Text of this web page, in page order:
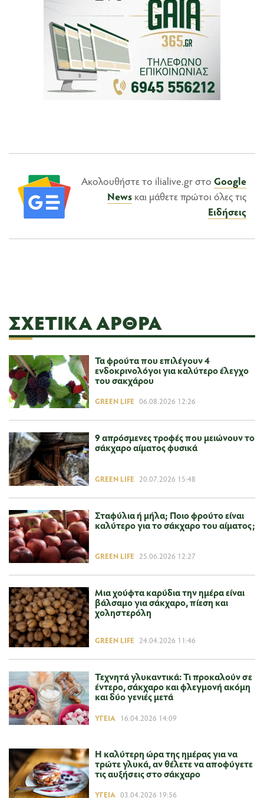
Ακολουθήστε το ilialive.gr στο Google
News και μάθετε πρώτοι όλες τις
Ειδήσεις
ΣΧΕΤΙΚΆ ΆΡΘΡΑ
Τα φρούτα που επιλέγουν 4
ενδοκρινολόγοι για καλύτερο έλεγχο
του σακχάρου
GREEN LIFE 06.08.2026 12:26
9 απρόσμενες τροφές που μειώνουν το
σάκχαρο αίματος φυσικά
GREEN LIFE 20.07.2026 15:48
Σταφύλια ή μήλα; Ποιο φρούτο είναι
καλύτερο για το σάκχαρο του αίματος;
GREEN LIFE 25.06.2026 12:27
Μια χούφτα καρύδια την ημέρα είναι
βάλσαμο για σάκχαρο, πίεση και
χοληστερόλη
GREEN LIFE 24.04.2026 11:46
Τεχνητά γλυκαντικά: Τι προκαλούν σε
έντερο, σάκχαρο και φλεγμονή ακόμη
και δύο γενιές μετά
ΥΓΕΊΑ 16.04.2026 14:09
Η καλύτερη ώρα της ημέρας για να
τρώτε γλυκά, αν θέλετε να αποφύγετε
τις αυξήσεις στο σάκχαρο
ΥΓΕΊΑ 03.04.2026 19:56